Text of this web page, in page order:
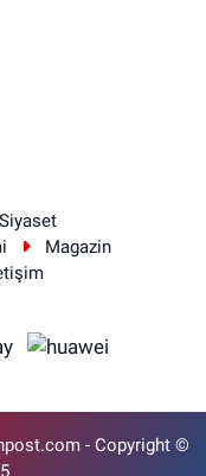
Siyaset
Magazin
- Copyright ©